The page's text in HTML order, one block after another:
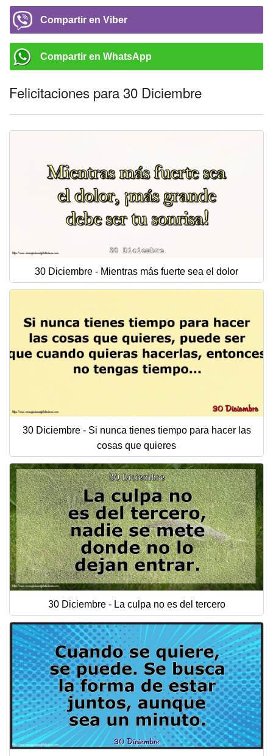
Compartir en Viber
Compartir en WhatsApp
Felicitaciones para 30 Diciembre
30 Diciembre - Mientras más fuerte sea el dolor
30 Diciembre - Si nunca tienes tiempo para hacer las
cosas que quieres
30 Diciembre - La culpa no es del tercero